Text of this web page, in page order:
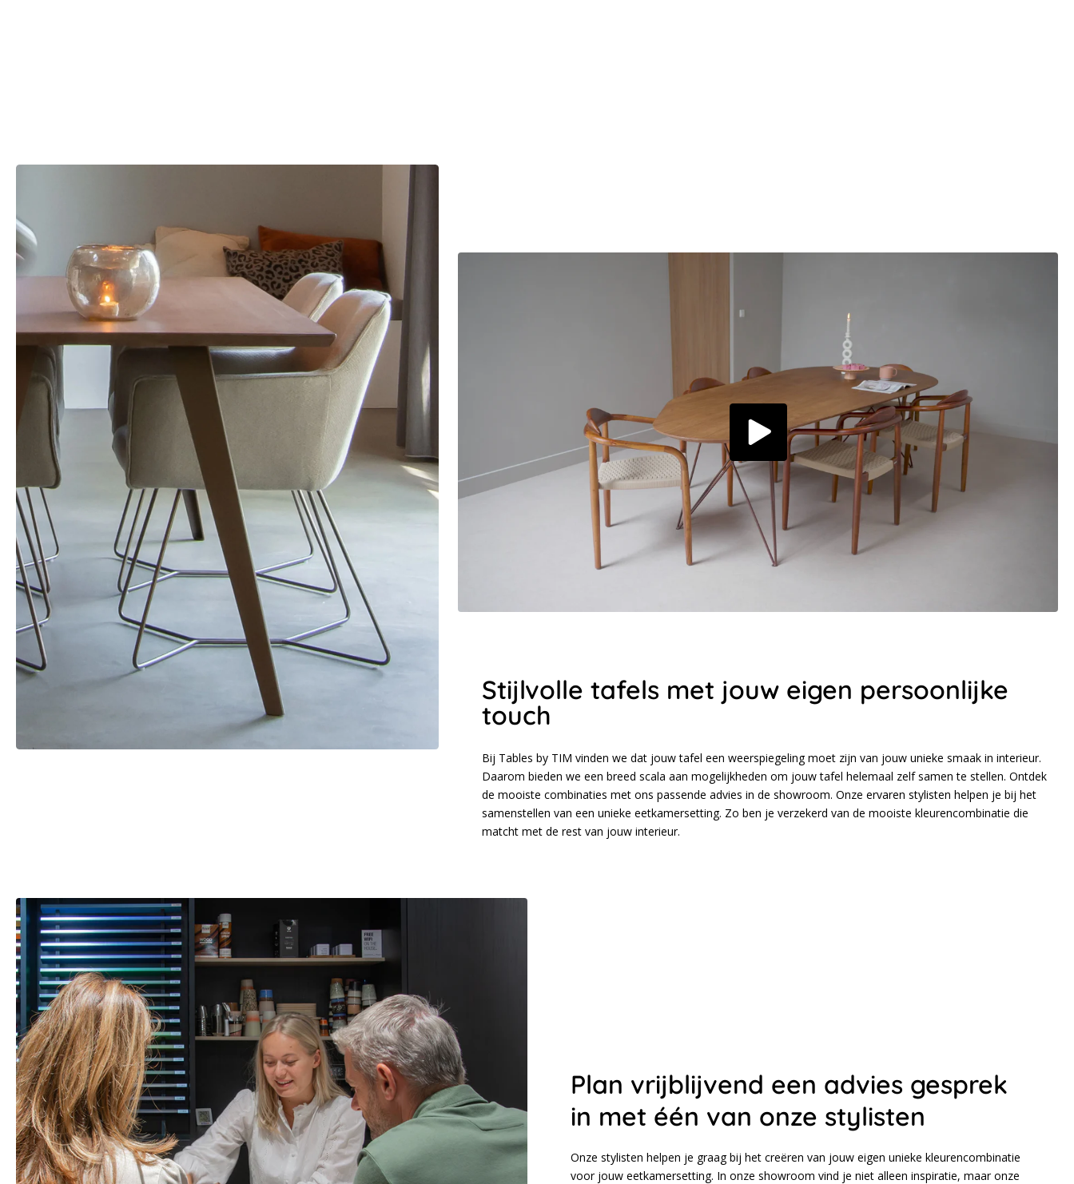
Stijlvolle tafels met jouw eigen persoonlijke
touch
Bij Tables by TIM vinden we dat jouw tafel een weerspiegeling moet zijn van jouw unieke smaak in interieur.
Daarom bieden we een breed scala aan mogelijkheden om jouw tafel helemaal zelf samen te stellen. Ontdek
de mooiste combinaties met ons passende advies in de showroom. Onze ervaren stylisten helpen je bij het
samenstellen van een unieke eetkamersetting. Zo ben je verzekerd van de mooiste kleurencombinatie die
matcht met de rest van jouw interieur.
Plan vrijblijvend een advies gesprek
in met één van onze stylisten
Onze stylisten helpen je graag bij het creëren van jouw eigen unieke kleurencombinatie
voor jouw eetkamersetting. In onze showroom vind je niet alleen inspiratie, maar onze